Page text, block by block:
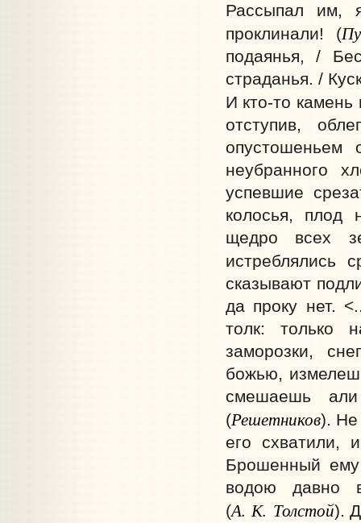
Рассыпал им,
проклинали! (
подаянья, /
страданья. /
И кто-то
отступив,
опустошеньем
неубранного
успевшие
колосья, плод
щедро всех
истреблялись
сказывают
да проку нет.
толк: только
заморозки,
божью,
смешаешь
(Решетников). Не
его схватили,
Брошенный
водою давно
(А. К. Толстой).